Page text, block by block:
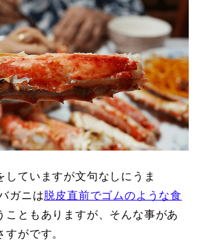
していますが文句なしにうま
ガニは脱皮直前でゴムのような食
こともありますが、そんな事があ
すがです。